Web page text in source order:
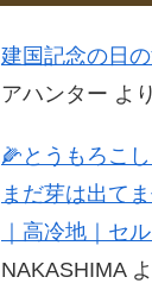
建国記念の日
アハンター より
🌽とうもろこ
まだ芽は出て
｜高冷地｜セ
NAKASHIMAよ